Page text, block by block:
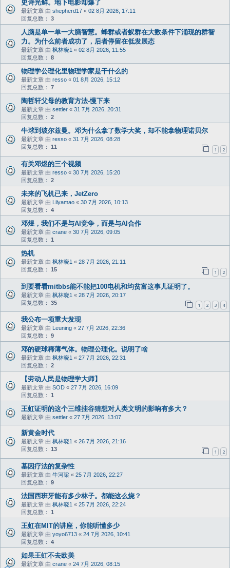
史诗光鲜。地下电影却爆了
最新文章 由 shepherd17 « 02 8月 2026, 17:11
回复总数： 3
人脑是单一单一大脑智慧。蜂群或者蚁群在大数条件下涌现的群智
力。为什么前者成功了，后者停留在低发展态
最新文章 由 枫林晓1 « 02 8月 2026, 11:55
回复总数： 8
物理学公理化里物理学家是干什么的
最新文章 由 resso « 01 8月 2026, 15:12
回复总数： 7
陶哲轩父母的教育方法-慢下来
最新文章 由 settler « 31 7月 2026, 20:31
回复总数： 2
牛球到玻尔兹曼。邓为什么拿了数学大奖，却不能拿物理诺贝尔
最新文章 由 resso « 31 7月 2026, 08:28
回复总数： 11 1 2
有关邓煜的三个视频
最新文章 由 resso « 30 7月 2026, 15:20
回复总数： 2
未来的飞机已来，JetZero
最新文章 由 Lilyamao « 30 7月 2026, 10:13
回复总数： 4
邓煜，我们不是与AI竞争，而是与AI合作
最新文章 由 crane « 30 7月 2026, 09:05
回复总数： 1
热机
最新文章 由 枫林晓1 « 28 7月 2026, 21:11
回复总数： 15 1 2
到要看看mitbbs能不能把100电机和均贫富这事儿证明了。
最新文章 由 枫林晓1 « 28 7月 2026, 20:17
回复总数： 35 1 2 3 4
我公布一项重大发现
最新文章 由 Leuning « 27 7月 2026, 22:36
回复总数： 9
邓的硬球稀薄气体。物理公理化。说明了啥
最新文章 由 枫林晓1 « 27 7月 2026, 22:31
回复总数： 2
【劳动人民是物理学大师】
最新文章 由 SOD « 27 7月 2026, 16:09
回复总数： 1
王虹证明的这个三维挂谷猜想对人类文明的影响有多大？
最新文章 由 settler « 27 7月 2026, 13:07
新黄金时代
最新文章 由 枫林晓1 « 26 7月 2026, 21:16
回复总数： 13 1 2
基因疗法的复杂性
最新文章 由 牛河梁 « 25 7月 2026, 22:27
回复总数： 9
法国西班牙能有多少林子。都能这么烧？
最新文章 由 枫林晓1 « 25 7月 2026, 22:24
回复总数： 1
王虹在MIT的讲座，你能听懂多少
最新文章 由 yoyo6713 « 24 7月 2026, 10:41
回复总数： 4
如果王虹不去欧美
最新文章 由 crane « 24 7月 2026, 08:15